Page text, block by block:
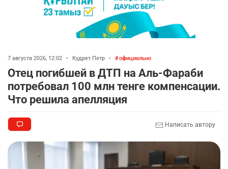
7 августа 2026, 12:02 • Кудрет Петр • официально
Отец погибшей в ДТП на Аль-Фараби
потребовал 100 млн тенге компенсации.
Что решила апелляция
Написать автору